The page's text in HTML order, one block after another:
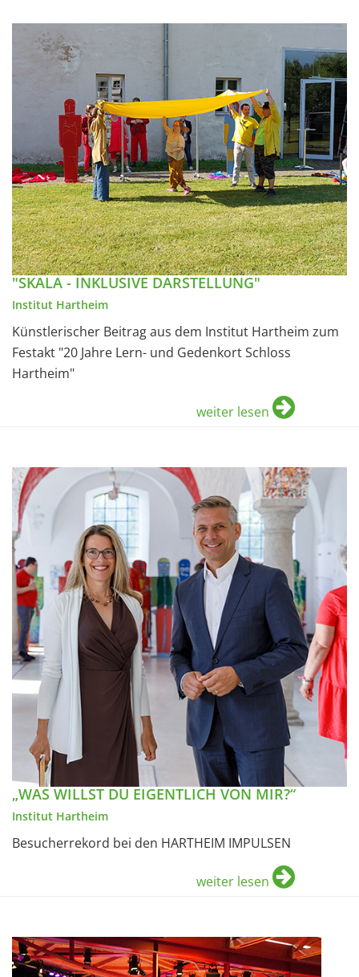
"SKALA - INKLUSIVE DARSTELLUNG"
Institut Hartheim
Künstlerischer Beitrag aus dem Institut Hartheim zum
Festakt "20 Jahre Lern- und Gedenkort Schloss
Hartheim"
weiter lesen
„WAS WILLST DU EIGENTLICH VON MIR?“
Institut Hartheim
Besucherrekord bei den HARTHEIM IMPULSEN
weiter lesen